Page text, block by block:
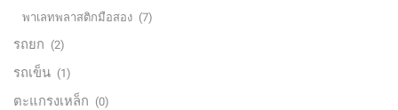
พาเลทพลาสติกมือสอง (7)
รถยก (2)
รถเข็น (1)
ตะแกรงเหล็ก (0)